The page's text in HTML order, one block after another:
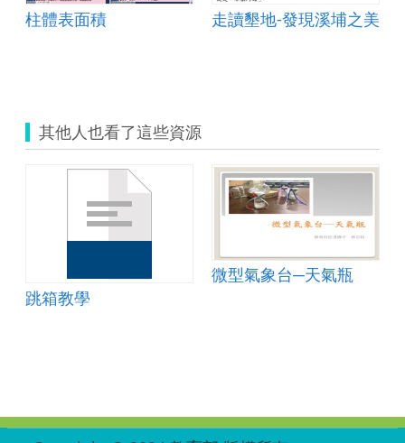
柱體表面積 走讀墾地-發現溪埔之美
其他人也看了這些資源
跳箱教學
微型氣象台─天氣瓶